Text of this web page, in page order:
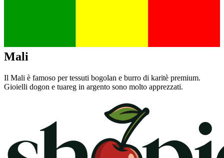
Mali
Il Mali è famoso per tessuti bogolan e burro di karitè premium.
Gioielli dogon e tuareg in argento sono molto apprezzati.